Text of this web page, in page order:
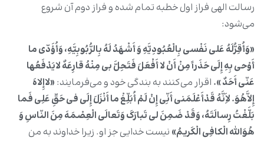
رسالت الهی فراز اول خطبه تمام شده و فراز دوم آن شروع
می‌شود:
«وَأُقِرُّلَهُ عَلی نَفْسی بِالْعُبُودِیَّهِ وَ أَشْهَدُ لَهُ بِالرُّبُوبِیَّهِ، وَأُؤَدّی ما
أَوْحی بِهِ إِلَی حَذَراً مِنْ أَنْ لا أَفْعَلَ فَتَحِلَّ بی مِنْهُ قارِعَهٌ لایَدْفَعُها
عَنّی أَحَدٌ ». اقرار می‌کنند به بندگی خود و می‌فرمایند: «لاإِلاهَ
إِلاَّهُوَ. لاَِنَّهُ قَدْأَعْلَمَنی أَنِّی إِنْ لَمْ أُبَلِّغْ ما أَنْزَلَ إِلَی فی حَقِّ عَلِی فَما
بَلَّغْتُ رِسالَتَهُ، وَقَدْ ضَمِنَ لی تَبارَکَ وَتَعالَی الْعِصْمَهَ مِنَ النّاسِ وَ
هُوَالله الْکافِی الْکَریمُ» نیست خدایی جز او. زیرا خداوند به من